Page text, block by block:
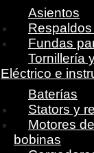
Asientos
Fundas
Tornillería
Eléctrico e
Baterías
Stators y
Motores
bobinas